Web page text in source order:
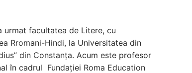
facultatea de Litere, cu
Rromani-Hindi, la Universitatea din
din Constanța. Acum este profesor
în cadrul Fundației Roma Education